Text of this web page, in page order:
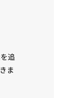
追
ま